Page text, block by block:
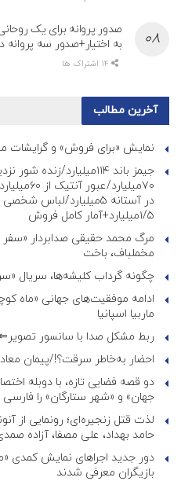
صدور پروانه برای یک
به اختیار+صدور سه پروانه
آخرین مطالب
نمایش «برای فروش» و گرایشات
۱/۵میلیارد+آمار کامل فروش
مرگ محمد حقیقی صدابردار «سفر
مخملباف، باخت
چگونه گرداب کلیشه‌ها، سریال
ادامه موفقیت‌های جهانی «ماه
ماربیا اسپانیا
ربط مشکل صدا با سانسور
احضار به‌خاطر سرقت؟!/پیمان
دو قصه فضایی تازه، با دوبله
جهان» و «شهر ستارگان» را فارسی
لذت قتل زنجیره‌ای؛ رونمایی از
حامد بهداد، علی مصفا، آزاده
دور جدید اجراهای نمایش کمدی
بازیگران معرفی شدند